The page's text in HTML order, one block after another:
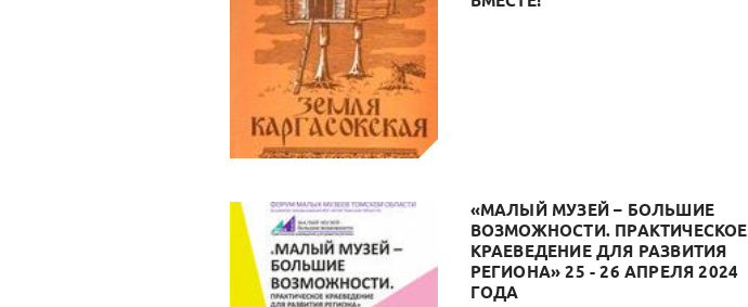
«МАЛЫЙ МУЗЕЙ – БОЛЬШИЕ
ВОЗМОЖНОСТИ. ПРАКТИЧЕСКОЕ
КРАЕВЕДЕНИЕ ДЛЯ РАЗВИТИЯ
РЕГИОНА» 25 - 26 АПРЕЛЯ 2024
ГОДА